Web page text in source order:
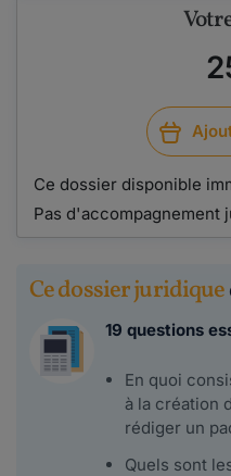
Ce dossier disponible
Pas d'accompagnement
Ce dossier juridique
19 questions
En quoi
à la création
rédiger un
Quels sont